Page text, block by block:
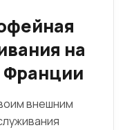
на
Франции
внешним